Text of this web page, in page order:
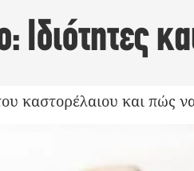
Ιδιότητες
καστορέλαιου και πώς